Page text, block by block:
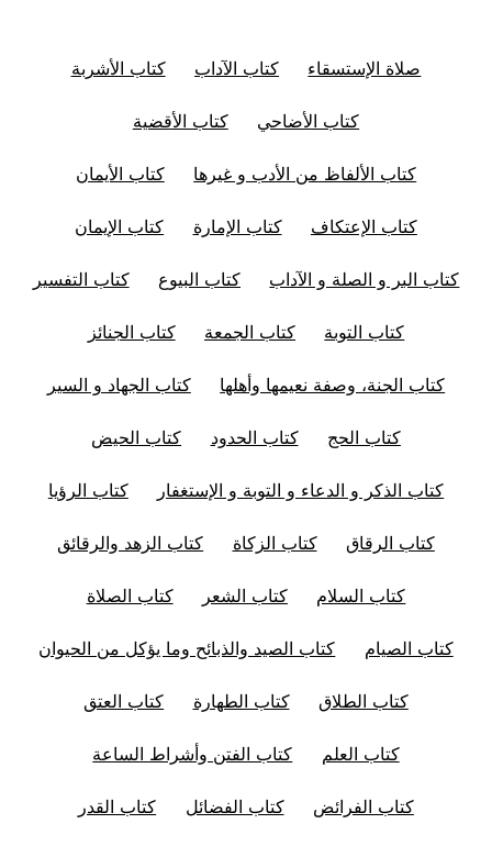
صلاة الإستسقاء كتاب الآداب كتاب الأشربة
كتاب الأضاحي كتاب الأقضية
كتاب الألفاظ من الأدب و غيرها كتاب الأيمان
كتاب الإعتكاف كتاب الإمارة كتاب الإيمان
كتاب البر و الصلة و الآداب كتاب البيوع كتاب التفسير
كتاب التوبة كتاب الجمعة كتاب الجنائز
كتاب الجنة، وصفة نعيمها وأهلها كتاب الجهاد و السير
كتاب الحج كتاب الحدود كتاب الحيض
كتاب الذكر و الدعاء و التوبة و الإستغفار كتاب الرؤيا
كتاب الرقاق كتاب الزكاة كتاب الزهد والرقائق
كتاب السلام كتاب الشعر كتاب الصلاة
كتاب الصيام كتاب الصيد والذبائح وما يؤكل من الحيوان
كتاب الطلاق كتاب الطهارة كتاب العتق
كتاب العلم كتاب الفتن وأشراط الساعة
كتاب الفرائض كتاب الفضائل كتاب القدر